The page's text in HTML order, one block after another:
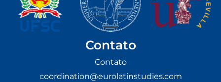
Contato
Contato
coordination@eurolatinstudies.com